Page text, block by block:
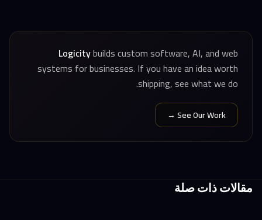
Logicitybuilds custom software, AI, and web
systems for businesses. If you have an idea worth
shipping, see what we do.
See Our Work →
مقالات ذات صلة